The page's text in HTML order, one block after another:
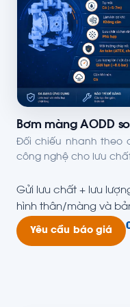
Bơm màng AODD
Đối chiếu nhanh theo
công nghệ cho lưu
Gửi lưu chất + lưu
hình thân/màng và
Yêu cầu báo giá